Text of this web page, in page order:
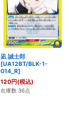
凪 誠士郎
[UA12BT/BLK-1-
014_R]
120円(税込)
在庫数 36点